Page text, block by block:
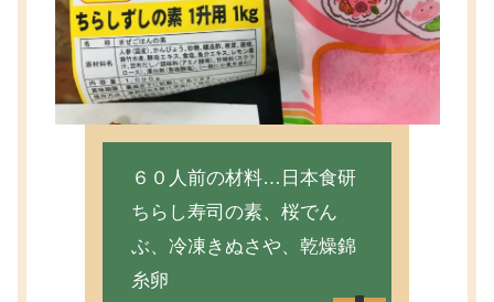
６０人前の材料…日本食研
ちらし寿司の素、桜でん
ぶ、冷凍きぬさや、乾燥錦
糸卵